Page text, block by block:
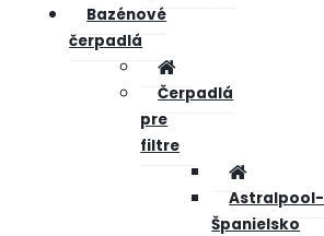
Bazénové
čerpadlá
Čerpadlá
pre
filtre
Astralpool-
Španielsko